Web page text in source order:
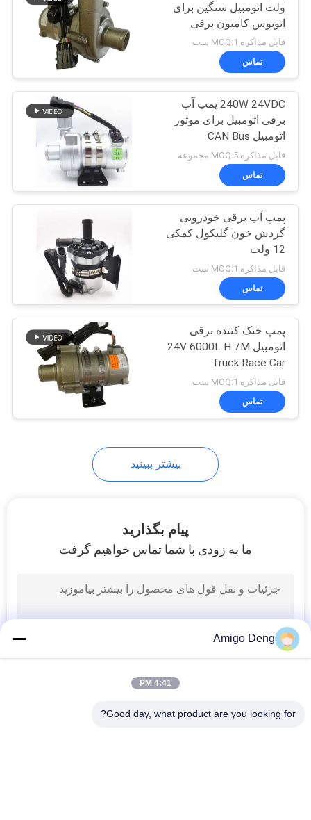
محرک خطی الکتریکی
12
منبع تغذیه لامپ
دوتریوم
14
پمپ خنک کننده
31
پمپ آب موتور
الکتریکی
پمپ خنک کننده غوطه
ولت اتومبیل سنگین برای
اتوبوس کامیون برقی
قابل مذاکره MOQ:1 ست
تماس
240W 24VDC پمپ آب
برقی اتومبیل برای موتور
اتومبیل CAN Bus
قابل مذاکره MOQ:5 مجموعه
تماس
پمپ آب برقی خودرویی
گردش خون گلیکول کمکی
12 ولت
قابل مذاکره MOQ:1 ست
تماس
پمپ خنک کننده برقی
اتومبیل 24V 6000L H 7M
Truck Race Car
قابل مذاکره MOQ:1 ست
تماس
بیشتر ببینید
پیام بگذارید
ما به زودی با شما تماس خواهیم گرفت
Amigo Deng
4:41 PM
Good day, what product are you looking for?